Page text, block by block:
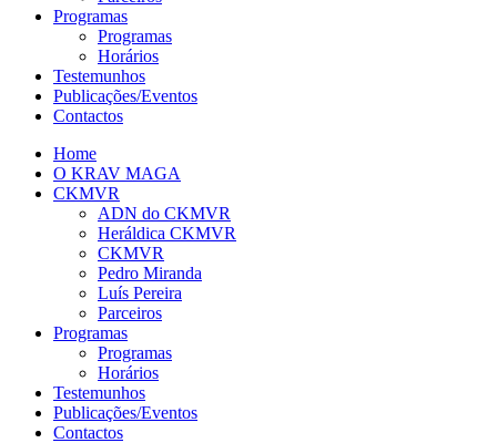
Programas
Programas
Horários
Testemunhos
Publicações/Eventos
Contactos
Home
O KRAV MAGA
CKMVR
ADN do CKMVR
Heráldica CKMVR
CKMVR
Pedro Miranda
Luís Pereira
Parceiros
Programas
Programas
Horários
Testemunhos
Publicações/Eventos
Contactos